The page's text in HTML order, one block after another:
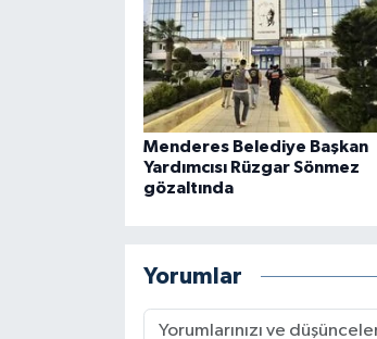
Menderes Belediye Başkan
Yardımcısı Rüzgar Sönmez
gözaltında
Yorumlar